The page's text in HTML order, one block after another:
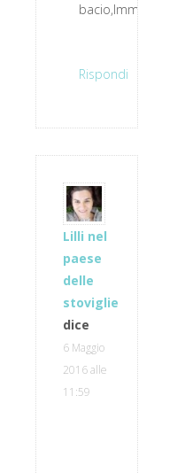
bacio,Imma
Rispondi
Lilli nel
paese
delle
stoviglie
dice
6 Maggio
2016 alle
11:59